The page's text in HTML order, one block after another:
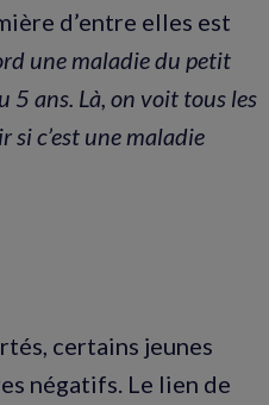
d’entre elles est
une maladie du petit
5 ans. Là, on voit tous les
si c’est une maladie
certains jeunes
négatifs. Le lien de